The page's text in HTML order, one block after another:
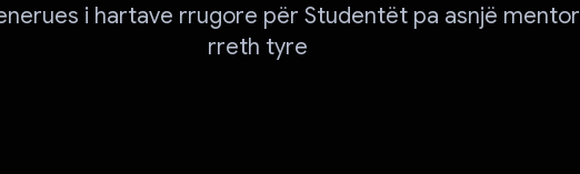
i hartave rrugore për Studentët pa asnjë mentor
rreth tyre